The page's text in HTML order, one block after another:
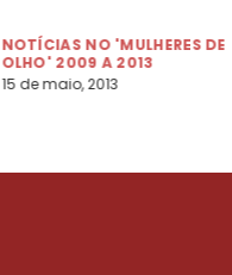
NOTÍCIAS NO 'MULHERES DE
OLHO' 2009 A 2013
15 de maio, 2013